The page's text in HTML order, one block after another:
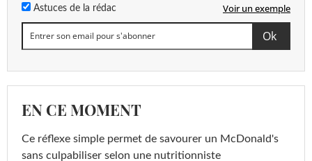
Astuces de la rédac Voir un exemple
EN CE MOMENT
Ce réflexe simple permet de savourer un McDonald's
sans culpabiliser selon une nutritionniste